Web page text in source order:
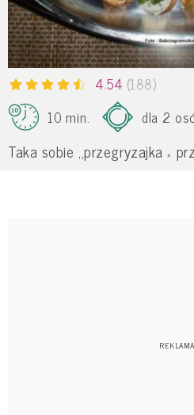
4.54 (188)
10 min.
dla 2
Taka sobie ,,przegryzajka „